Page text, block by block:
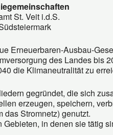
St. Veit i.d.S.
Erneuerbaren-Ausbau-
des Landes bis
die Klimaneutralität zu
gegründet, die sich
erzeugen, speichern,
das Stromnetz) genutzt.
in denen sie tätig